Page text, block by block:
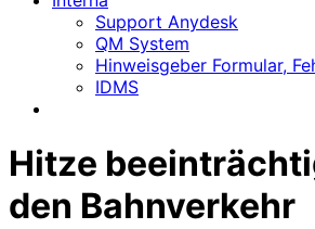
Support Anydesk
QM System
Hinweisgeber Formular,
IDMS
Hitze
den Bahnverkehr